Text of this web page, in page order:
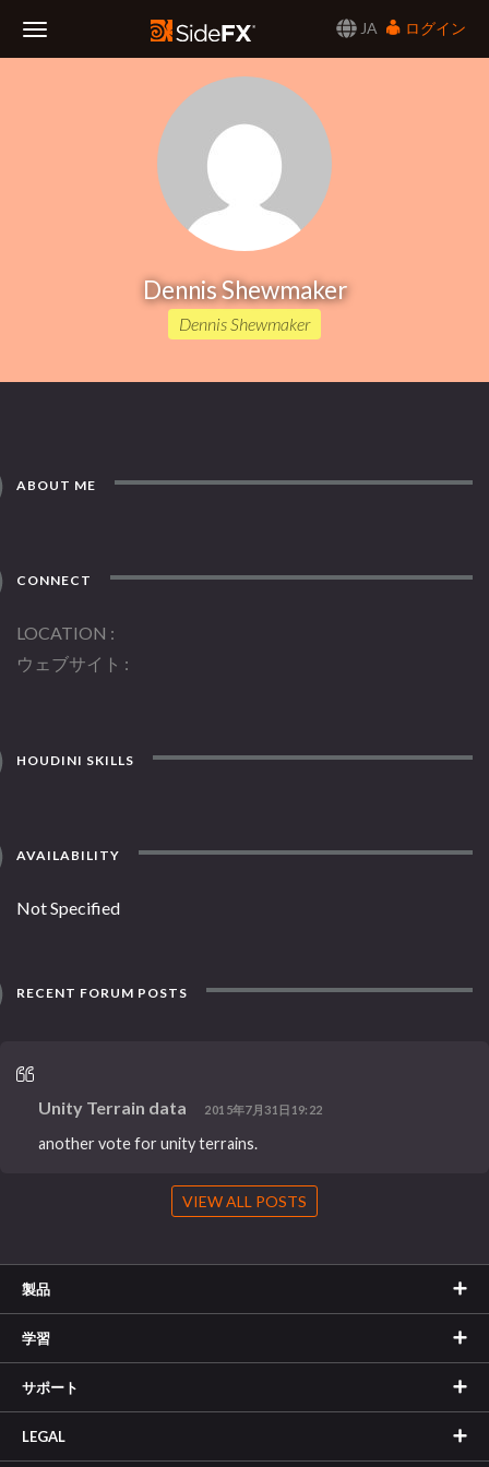
JA
ログイン
Dennis Shewmaker
Dennis Shewmaker
ABOUT ME
CONNECT
LOCATION
ウェブサイト
HOUDINI SKILLS
AVAILABILITY
Not Specified
RECENT FORUM POSTS
Unity Terrain data 2015年7月31日19:22
another vote for unity terrains.
VIEW ALL POSTS
製品
学習
サポート
LEGAL